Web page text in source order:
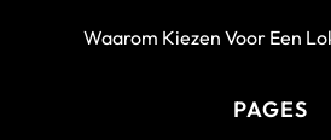
Waarom Kiezen Voor Een
PAGES